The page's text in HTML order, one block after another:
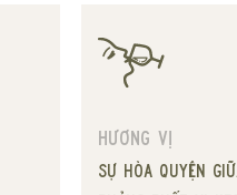
Hương vị
Sự hòa quyện